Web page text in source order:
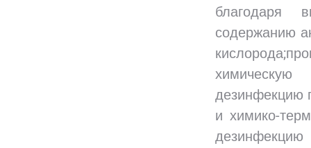
благодаря
содержанию
химическую
дезинфекцию
и химико-